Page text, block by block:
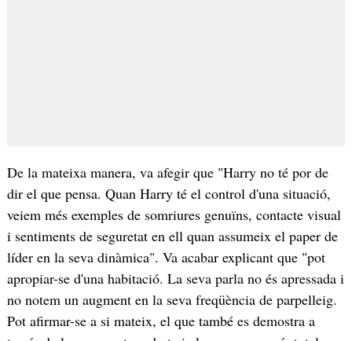
De la mateixa manera, va afegir que "Harry no té por de
dir el que pensa. Quan Harry té el control d'una situació,
veiem més exemples de somriures genuïns, contacte visual
i sentiments de seguretat en ell quan assumeix el paper de
líder en la seva dinàmica". Va acabar explicant que "pot
apropiar-se d'una habitació. La seva parla no és apressada i
no notem un augment en la seva freqüència de parpelleig.
Pot afirmar-se a si mateix, el que també es demostra a